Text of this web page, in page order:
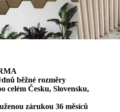
běžné rozměry
celém Česku, Slovensku,
zárukou 36 měsíců